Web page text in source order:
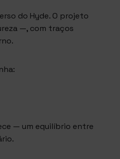
do Hyde. O projeto
—, com traços
— um equilíbrio entre